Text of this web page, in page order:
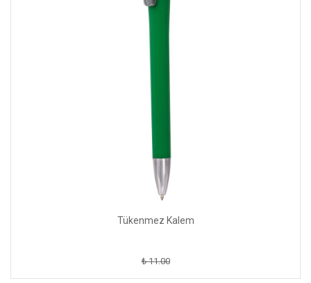
Tükenmez Kalem
₺ 11.00